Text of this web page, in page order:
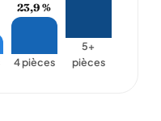
23,9 %
4 pièces
5+
pièces